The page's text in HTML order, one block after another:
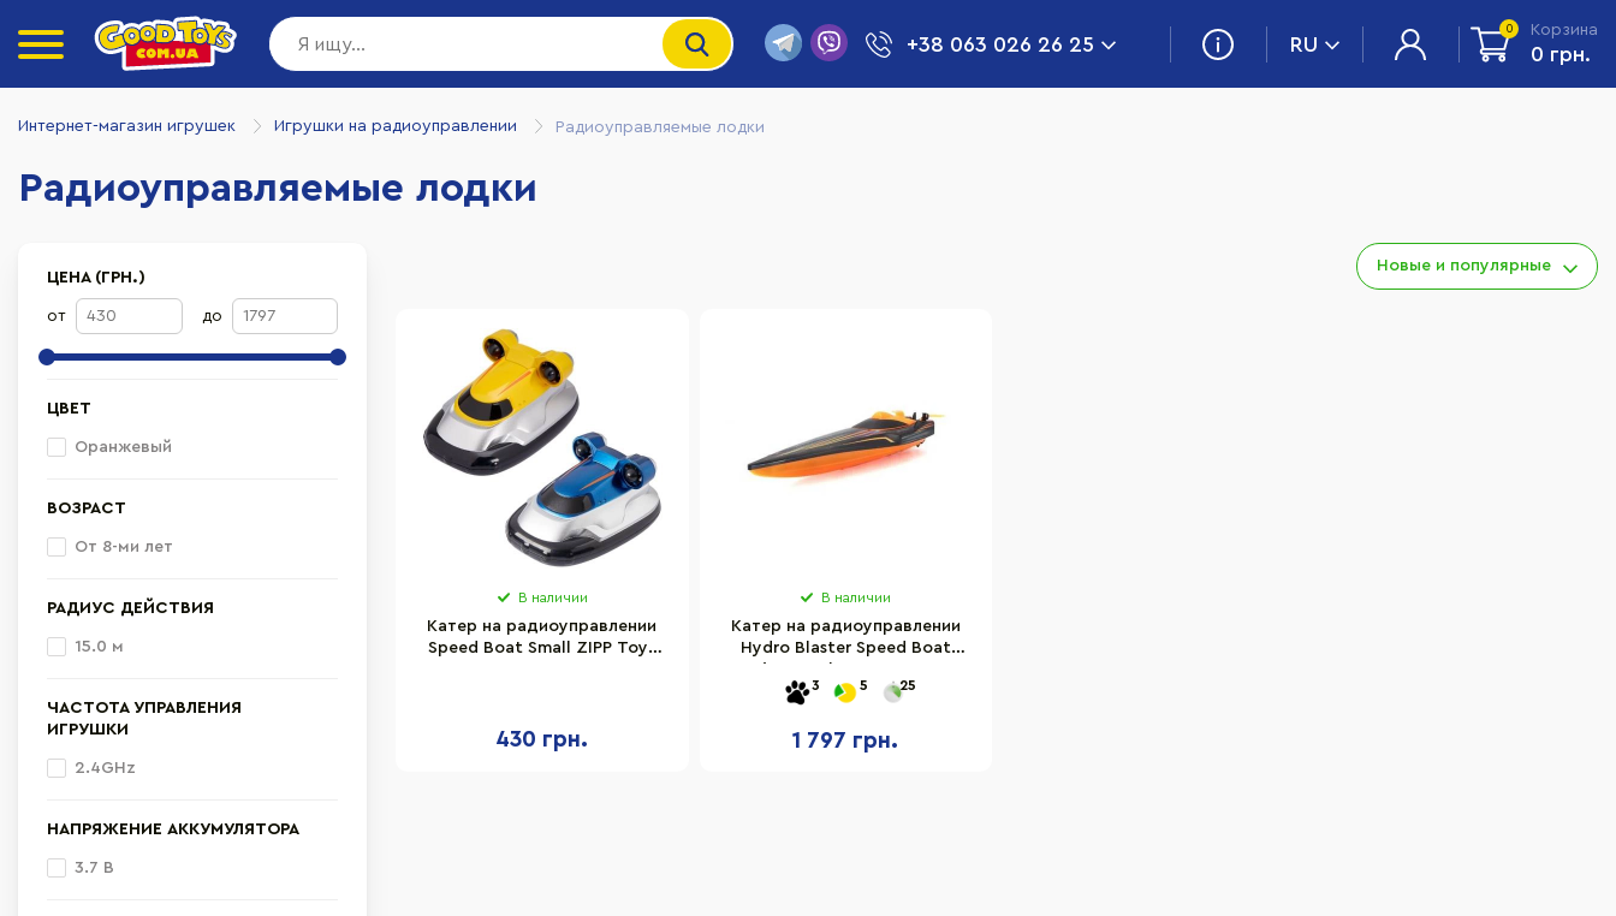
+38 063 026 26 25 RU
0 Корзина
0 грн.
Интернет-магазин игрушек Игрушки на радиоуправлении Радиоуправляемые лодки
Радиоуправляемые лодки
ЦЕНА (ГРН.)
от до
ЦВЕТ
Оранжевый
ВОЗРАСТ
От 8-ми лет
РАДИУС ДЕЙСТВИЯ
15.0 м
ЧАСТОТА УПРАВЛЕНИЯ
ИГРУШКИ
2.4GHz
НАПРЯЖЕНИЕ АККУМУЛЯТОРА
3.7 В
Новые и популярные
В наличии
Катер на радиоуправлении
Speed Boat Small ZIPP Toys
430 грн.
В наличии
Катер на радиоуправлении
Hydro Blaster Speed Boat
3 5 25
1 797 грн.